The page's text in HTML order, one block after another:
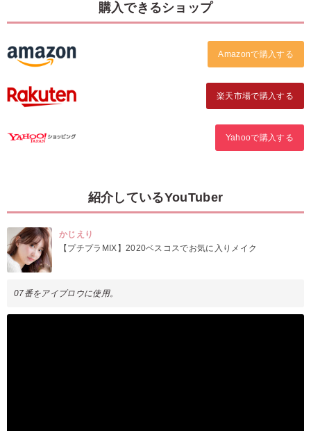
購入できるショップ
Amazonで購入する
楽天市場で購入する
Yahooで購入する
紹介しているYouTuber
かじえり
【プチプラMIX】2020ベスコスでお気に入りメイク
07番をアイブロウに使用。